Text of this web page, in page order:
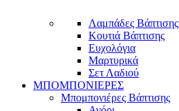
Λαμπάδες Βάπτισης
Κουτιά Βάπτισης
Ευχολόγια
Μαρτυρικά
Σετ Λαδιού
ΜΠΟΜΠΟΝΙΕΡΕΣ
Μπομπονιέρες Βάπτισης